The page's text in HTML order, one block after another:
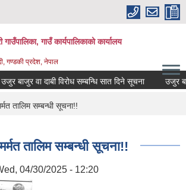
गाउँपालिका, गाउँ कार्यपालिकाको कार्यालय
गण्डकी प्रदेश, नेपाल
बाजुर वा दाबी विरोध सम्बन्धि सात दिने सूचना उजुर
तालिम सम्बन्धी सूचना!!
तालिम सम्बन्धी सूचना!!
04/30/2025 - 12:20